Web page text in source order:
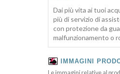
Dai più vita ai tuoi
più di servizio di
con protezione da
malfunzionamento o
IMMAGINI